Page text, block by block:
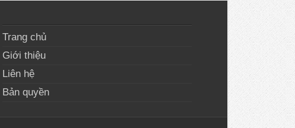
Trang chủ
Giới thiệu
Liên hệ
Bản quyền